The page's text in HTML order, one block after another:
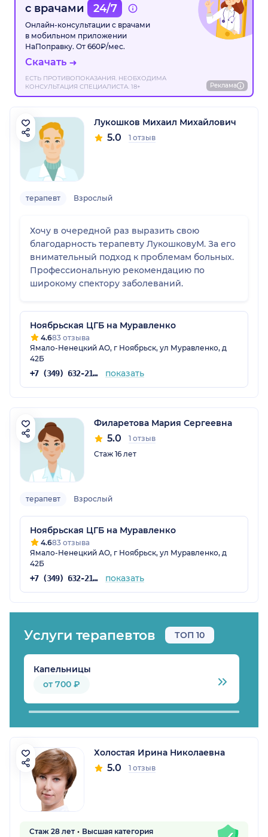
с врачами
24/7
Онлайн-консультации с врачами
в мобильном приложении
НаПоправку. От 660₽/мес.
Скачать
ЕСТЬ ПРОТИВОПОКАЗАНИЯ. НЕОБХОДИМА
КОНСУЛЬТАЦИЯ СПЕЦИАЛИСТА. 18+
Реклама
Лукошков Михаил Михайлович
5.0 1 отзыв
терапевт Взрослый
Хочу в очередной раз выразить свою
благодарность терапевту ЛукошковуМ. За его
внимательный подход к проблемам больных.
Профессиональную рекомендацию по
широкому спектору заболеваний.
Ноябрьская ЦГБ на Муравленко
4.683 отзыва
Ямало-Ненецкий АО, г Ноябрьск, ул Муравленко, д
42Б
+7 (349) 632-21-13 показать
Филаретова Мария Сергеевна
5.0
1 отзыв
Стаж 16 лет
терапевт Взрослый
Ноябрьская ЦГБ на Муравленко
4.683 отзыва
Ямало-Ненецкий АО, г Ноябрьск, ул Муравленко, д
42Б
+7 (349) 632-21-13 показать
Услуги терапевтов ТОП 10
Капельницы
от 700 ₽
Холостая Ирина Николаевна
5.0 1 отзыв
Стаж 28 лет
Высшая категория